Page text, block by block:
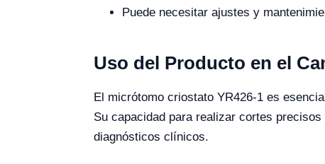
Puede necesitar ajustes y
Uso del Producto en el
El micrótomo criostato YR426-1 es
Su capacidad para realizar cortes
diagnósticos clínicos.